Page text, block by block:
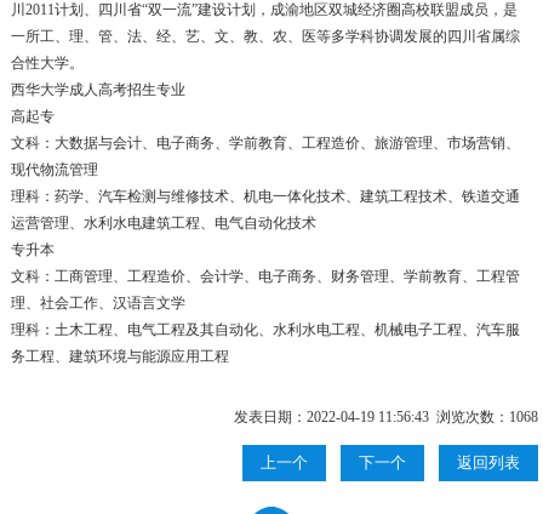
川2011计划、四川省“双一流”建设计划，成渝地区双城经济圈高校联盟成员，是
一所工、理、管、法、经、艺、文、教、农、医等多学科协调发展的四川省属综
合性大学。
西华大学成人高考招生专业
高起专
文科：大数据与会计、电子商务、学前教育、工程造价、旅游管理、市场营销、
现代物流管理
理科：药学、汽车检测与维修技术、机电一体化技术、建筑工程技术、铁道交通
运营管理、水利水电建筑工程、电气自动化技术
专升本
文科：工商管理、工程造价、会计学、电子商务、财务管理、学前教育、工程管
理、社会工作、汉语言文学
理科：土木工程、电气工程及其自动化、水利水电工程、机械电子工程、汽车服
务工程、建筑环境与能源应用工程
发表日期：2022-04-19 11:56:43 浏览次数： 1068
上一个 下一个 返回列表